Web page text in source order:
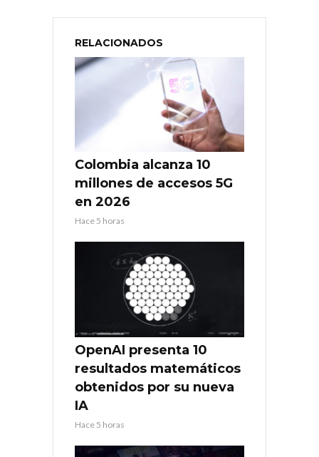
RELACIONADOS
Colombia alcanza 10
millones de accesos 5G
en 2026
Hace 5 horas
OpenAI presenta 10
resultados matemáticos
obtenidos por su nueva
IA
Hace 5 horas